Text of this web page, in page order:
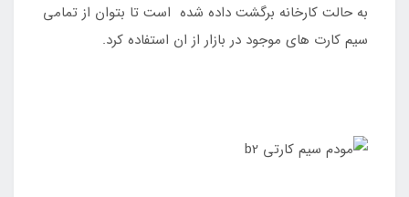
به حالت کارخانه برگشت داده شده است تا بتوان از تمامی
سیم کارت های موجود در بازار از ان استفاده کرد.